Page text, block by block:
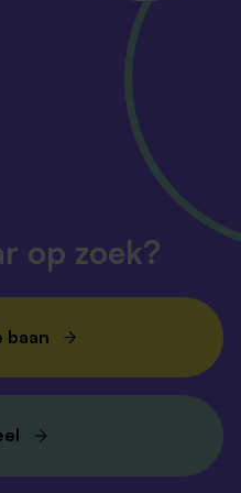
op zoek?
baan